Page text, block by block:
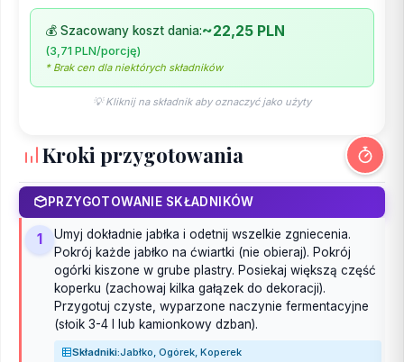
💰 Szacowany koszt dania:~22,25 PLN
(3,71 PLN/porcję)
* Brak cen dla niektórych składników
💡 Kliknij na składnik aby oznaczyć jako użyty
Kroki przygotowania
PRZYGOTOWANIE SKŁADNIKÓW
1
Umyj dokładnie jabłka i odetnij wszelkie zgniecenia.
Pokrój każde jabłko na ćwiartki (nie obieraj). Pokrój
ogórki kiszone w grube plastry. Posiekaj większą część
koperku (zachowaj kilka gałązek do dekoracji).
Przygotuj czyste, wyparzone naczynie fermentacyjne
(słoik 3-4 l lub kamionkowy dzban).
Składniki:Jabłko, Ogórek, Koperek